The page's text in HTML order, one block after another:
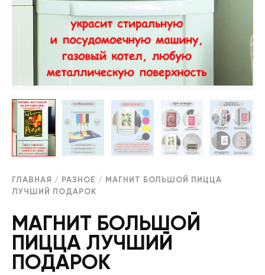
ГЛАВНАЯ / РАЗНОЕ / МАГНИТ БОЛЬШОЙ ПИЦЦА
ЛУЧШИЙ ПОДАРОК
МАГНИТ БОЛЬШОЙ
ПИЦЦА ЛУЧШИЙ
ПОДАРОК